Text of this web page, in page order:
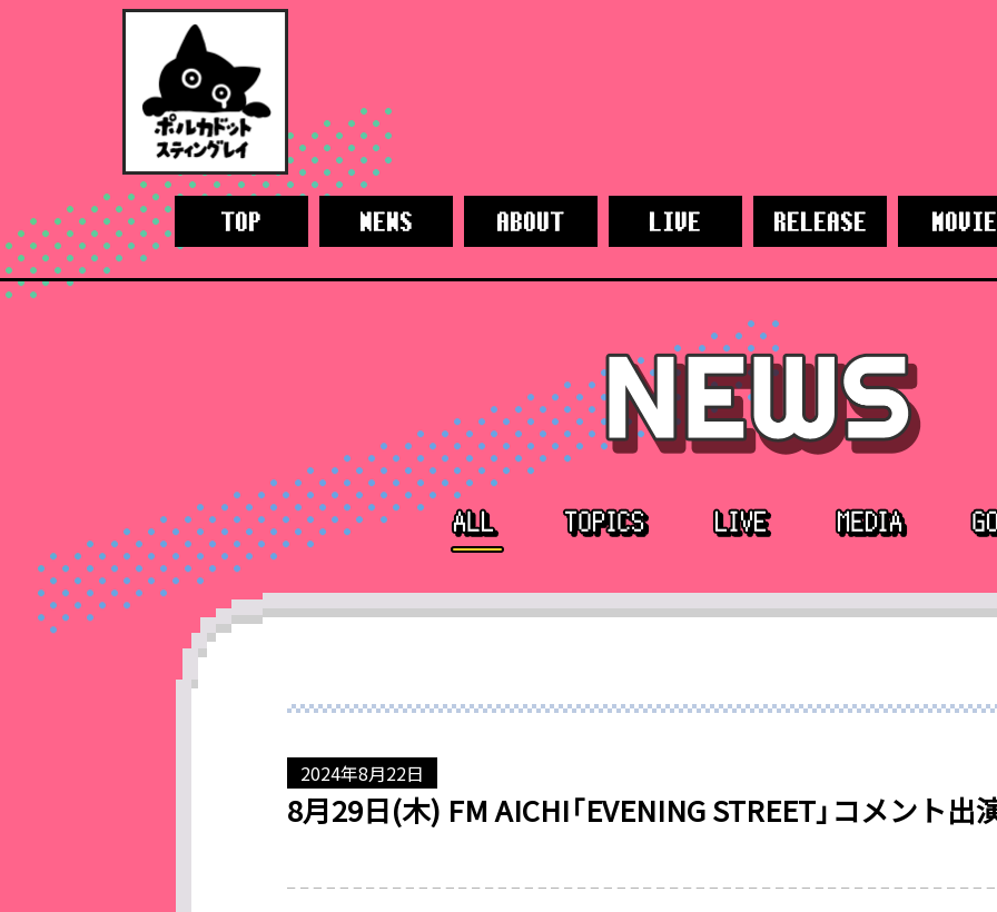
2024年8月22日
8月29日(木) FM AICHI「EVENING STREET」コメント出